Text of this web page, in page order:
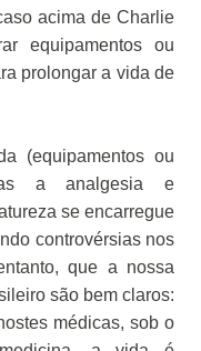
acima de Charlie
equipamentos ou
prolongar a vida de
(equipamentos ou
a analgesia e
se encarregue
controvérsias nos
que a nossa
são bem claros:
médicas, sob o